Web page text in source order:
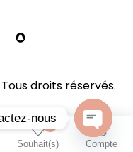
0
Souhait(s) Compte
droits réservés.
nous
Open